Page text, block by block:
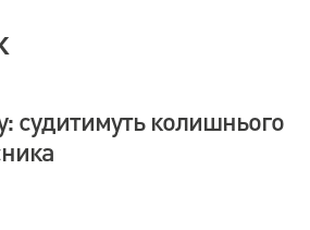
судитимуть колишнього